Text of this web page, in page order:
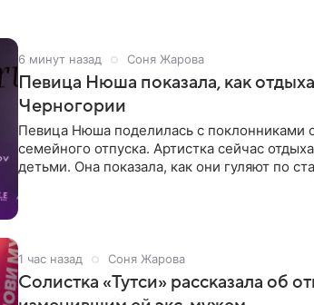
6 минут назад Соня Жарова
Певица Нюша показала, как
Черногории
Певица Нюша поделилась с поклонниками
семейного отпуска. Артистка сейчас
детьми. Она показала, как они гуляют по
1 час назад Соня Жарова
Солистка «Тутси» рассказала об